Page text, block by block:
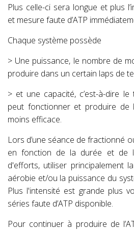
Plus celle-ci sera longue et plus
et mesure faute d’ATP
Chaque système possède
> Une puissance, le nombre de
produire dans un certain laps de
> et une capacité, c’est-à-dire
peut fonctionner et produire de
moins efficace.
Lors d’une séance de fractionné
en fonction de la durée et de
d'efforts, utiliser principalement
aérobie et/ou la puissance du
Plus l'intensité est grande plus
séries faute d’ATP disponible.
Pour continuer à produire de